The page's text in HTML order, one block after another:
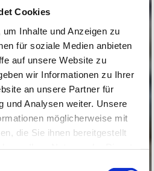
Cookies
Inhalte und Anzeigen zu
für soziale Medien anbieten
auf unsere Website zu
wir Informationen zu Ihrer
an unsere Partner für
und Analysen weiter. Unsere
möglicherweise mit
die Sie ihnen bereitgestellt